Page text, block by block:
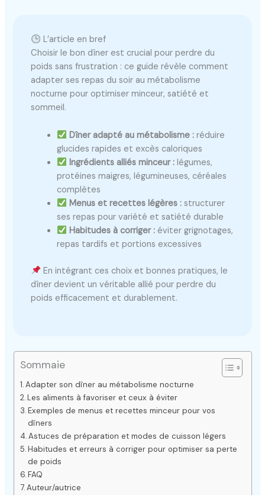
L’article en bref
Choisir le bon dîner est crucial pour perdre du
poids sans frustration : ce guide révèle comment
adapter ses repas du soir au métabolisme
nocturne pour optimiser minceur, satiété et
sommeil.
Dîner adapté au métabolisme :réduire
glucides rapides et excès caloriques
Ingrédients alliés minceur :légumes,
protéines maigres, légumineuses, céréales
complètes
Menus et recettes légères :structurer
ses repas pour variété et satiété durable
Habitudes à corriger :éviter grignotages,
repas tardifs et portions excessives
En intégrant ces choix et bonnes pratiques, le
dîner devient un véritable allié pour perdre du
poids efficacement et durablement.
Sommaie
Adapter son dîner au métabolisme nocturne
Les aliments à favoriser et ceux à éviter
Exemples de menus et recettes minceur pour vos
dîners
Astuces de préparation et modes de cuisson légers
Habitudes et erreurs à corriger pour optimiser sa perte
de poids
FAQ
Auteur/autrice